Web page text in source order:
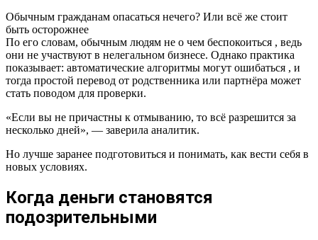
Обычным гражданам опасаться нечего? Или всё же стоит
быть осторожнее
По его словам, обычным людям не о чем беспокоиться , ведь
они не участвуют в нелегальном бизнесе. Однако практика
показывает: автоматические алгоритмы могут ошибаться , и
тогда простой перевод от родственника или партнёра может
стать поводом для проверки.
«Если вы не причастны к отмыванию, то всё разрешится за
несколько дней», — заверила аналитик.
Но лучше заранее подготовиться и понимать, как вести себя в
новых условиях.
Когда деньги становятся
подозрительными